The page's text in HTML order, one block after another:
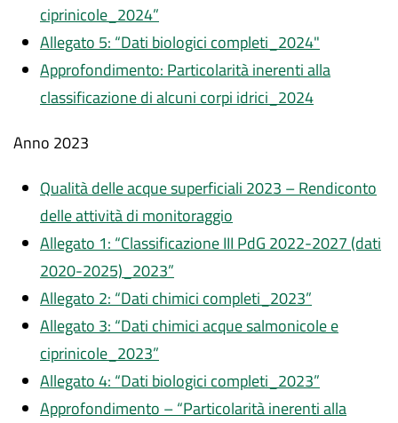
ciprinicole_2024”
Allegato 5: “Dati biologici completi_2024"
Approfondimento: Particolarità inerenti alla
classificazione di alcuni corpi idrici_2024
Anno 2023
Qualità delle acque superficiali 2023 – Rendiconto
delle attività di monitoraggio
Allegato 1: “Classificazione III PdG 2022-2027 (dati
2020-2025)_2023”
Allegato 2: “Dati chimici completi_2023”
Allegato 3: “Dati chimici acque salmonicole e
ciprinicole_2023”
Allegato 4: “Dati biologici completi_2023”
Approfondimento – “Particolarità inerenti alla